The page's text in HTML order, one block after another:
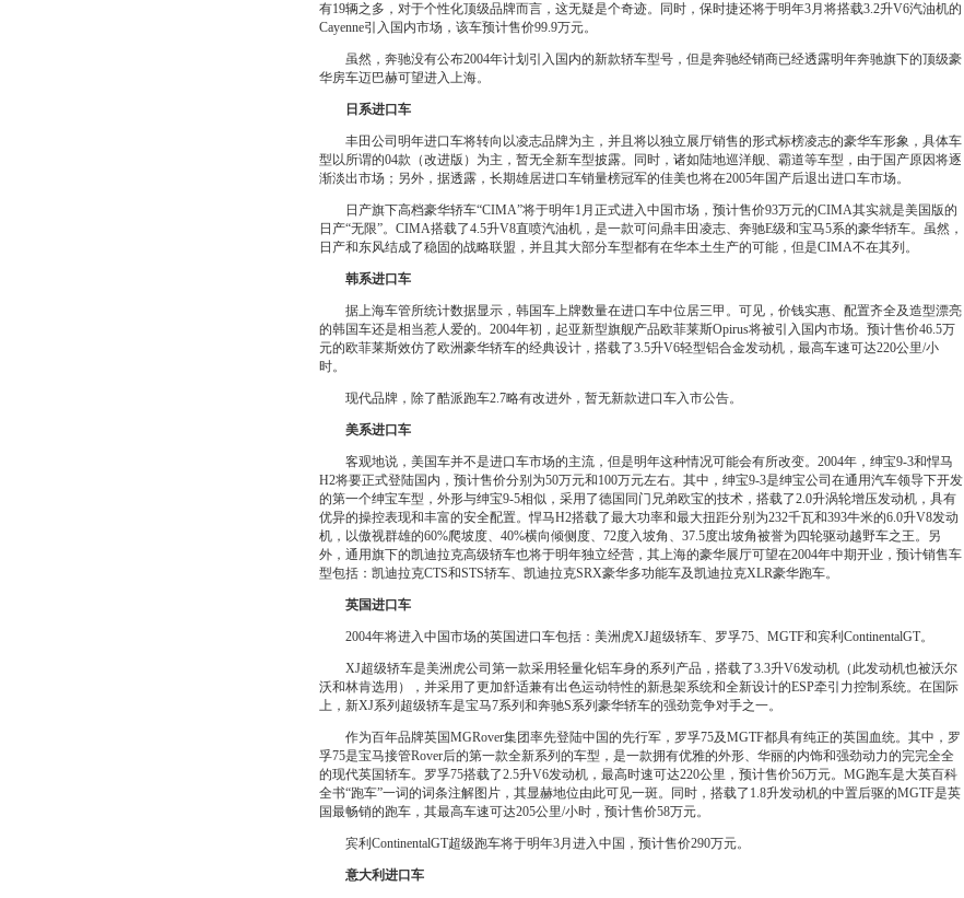
有19辆之多，对于个性化顶级品牌而言，这无疑是个奇迹。同时，保时捷还将于明年3月将搭载3.2升V6汽油机的
Cayenne引入国内市场，该车预计售价99.9万元。
虽然，奔驰没有公布2004年计划引入国内的新款轿车型号，但是奔驰经销商已经透露明年奔驰旗下的顶级豪
华房车迈巴赫可望进入上海。
日系进口车
丰田公司明年进口车将转向以凌志品牌为主，并且将以独立展厅销售的形式标榜凌志的豪华车形象，具体车
型以所谓的04款（改进版）为主，暂无全新车型披露。同时，诸如陆地巡洋舰、霸道等车型，由于国产原因将逐
渐淡出市场；另外，据透露，长期雄居进口车销量榜冠军的佳美也将在2005年国产后退出进口车市场。
日产旗下高档豪华轿车“CIMA”将于明年1月正式进入中国市场，预计售价93万元的CIMA其实就是美国版的
日产“无限”。CIMA搭载了4.5升V8直喷汽油机，是一款可问鼎丰田凌志、奔驰E级和宝马5系的豪华轿车。虽然，
日产和东风结成了稳固的战略联盟，并且其大部分车型都有在华本土生产的可能，但是CIMA不在其列。
韩系进口车
据上海车管所统计数据显示，韩国车上牌数量在进口车中位居三甲。可见，价钱实惠、配置齐全及造型漂亮
的韩国车还是相当惹人爱的。2004年初，起亚新型旗舰产品欧菲莱斯Opirus将被引入国内市场。预计售价46.5万
元的欧菲莱斯效仿了欧洲豪华轿车的经典设计，搭载了3.5升V6轻型铝合金发动机，最高车速可达220公里/小
时。
现代品牌，除了酷派跑车2.7略有改进外，暂无新款进口车入市公告。
美系进口车
客观地说，美国车并不是进口车市场的主流，但是明年这种情况可能会有所改变。2004年，绅宝9-3和悍马
H2将要正式登陆国内，预计售价分别为50万元和100万元左右。其中，绅宝9-3是绅宝公司在通用汽车领导下开发
的第一个绅宝车型，外形与绅宝9-5相似，采用了德国同门兄弟欧宝的技术，搭载了2.0升涡轮增压发动机，具有
优异的操控表现和丰富的安全配置。悍马H2搭载了最大功率和最大扭距分别为232千瓦和393牛米的6.0升V8发动
机，以傲视群雄的60%爬坡度、40%横向倾侧度、72度入坡角、37.5度出坡角被誉为四轮驱动越野车之王。另
外，通用旗下的凯迪拉克高级轿车也将于明年独立经营，其上海的豪华展厅可望在2004年中期开业，预计销售车
型包括：凯迪拉克CTS和STS轿车、凯迪拉克SRX豪华多功能车及凯迪拉克XLR豪华跑车。
英国进口车
2004年将进入中国市场的英国进口车包括：美洲虎XJ超级轿车、罗孚75、MGTF和宾利ContinentalGT。
XJ超级轿车是美洲虎公司第一款采用轻量化铝车身的系列产品，搭载了3.3升V6发动机（此发动机也被沃尔
沃和林肯选用），并采用了更加舒适兼有出色运动特性的新悬架系统和全新设计的ESP牵引力控制系统。在国际
上，新XJ系列超级轿车是宝马7系列和奔驰S系列豪华轿车的强劲竞争对手之一。
作为百年品牌英国MGRover集团率先登陆中国的先行军，罗孚75及MGTF都具有纯正的英国血统。其中，罗
孚75是宝马接管Rover后的第一款全新系列的车型，是一款拥有优雅的外形、华丽的内饰和强劲动力的完完全全
的现代英国轿车。罗孚75搭载了2.5升V6发动机，最高时速可达220公里，预计售价56万元。MG跑车是大英百科
全书“跑车”一词的词条注解图片，其显赫地位由此可见一斑。同时，搭载了1.8升发动机的中置后驱的MGTF是英
国最畅销的跑车，其最高车速可达205公里/小时，预计售价58万元。
宾利ContinentalGT超级跑车将于明年3月进入中国，预计售价290万元。
意大利进口车